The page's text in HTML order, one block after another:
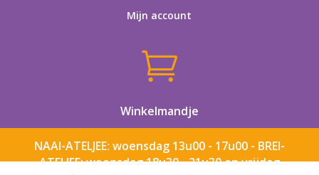
Mijn account

Winkelmandje
NAAI-ATELJEE: woensdag 13u00 - 17u00 - BREI-
ATELJEE: woensdag 18u30 - 21u30 en vrijdag